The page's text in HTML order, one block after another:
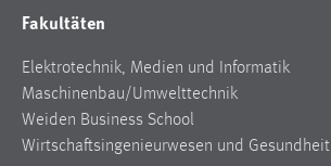
Fakultäten
Elektrotechnik, Medien und Informatik
Maschinenbau/Umwelttechnik
Weiden Business School
Wirtschaftsingenieurwesen und Gesundheit